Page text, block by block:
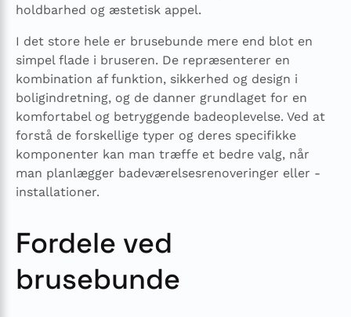
holdbarhed og æstetisk appel.
I det store hele er brusebunde mere end blot en
simpel flade i bruseren. De repræsenterer en
kombination af funktion, sikkerhed og design i
boligindretning, og de danner grundlaget for en
komfortabel og betryggende badeoplevelse. Ved at
forstå de forskellige typer og deres specifikke
komponenter kan man træffe et bedre valg, når
man planlægger badeværelsesrenoveringer eller -
installationer.
Fordele ved
brusebunde